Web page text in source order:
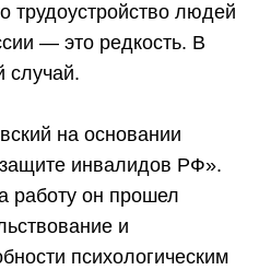
трудоустройство людей
— это редкость. В
случай.
на основании
инвалидов РФ».
работу он прошел
и
психологическим